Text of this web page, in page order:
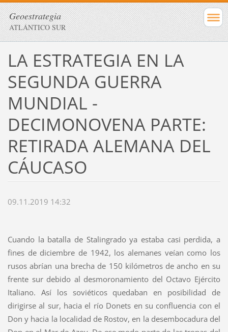
Geoestrategia
ATLÁNTICO SUR
LA ESTRATEGIA EN LA
SEGUNDA GUERRA
MUNDIAL -
DECIMONOVENA PARTE:
RETIRADA ALEMANA DEL
CÁUCASO
09.11.2019 14:32
Cuando la batalla de Stalingrado ya estaba casi perdida, a
fines de diciembre de 1942, los alemanes veían como los
rusos abrían una brecha de 150 kilómetros de ancho en su
frente sur debido al desmoronamiento del Octavo Ejército
Italiano. Así los soviéticos quedaban en posibilidad de
dirigirse al sur, hacia el río Donets en su confluencia con el
Don y hacia la localidad de Rostov, en la desembocadura del